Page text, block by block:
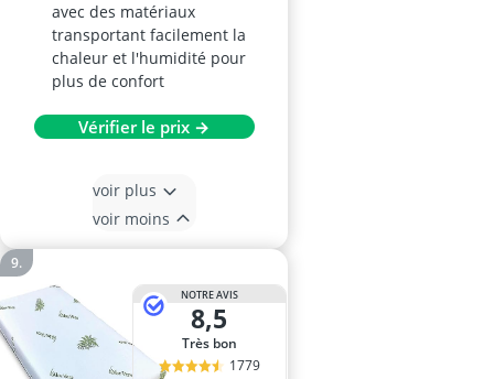
avec des matériaux
transportant facilement la
chaleur et l'humidité pour
plus de confort
Vérifier le prix →
voir plus
voir moins
NOTRE AVIS
8,5
Très bon
1779